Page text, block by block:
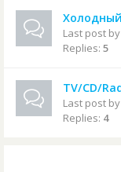
Last post by
Replies: 5
TV/CD/
Last post by
Replies: 4